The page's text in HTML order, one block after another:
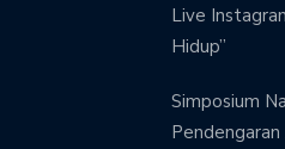
Live
Hidup”
Simposium
Pendengaran